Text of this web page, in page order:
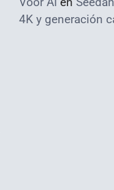
4K y generación